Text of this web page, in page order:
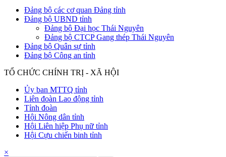
Đảng bộ các cơ quan Đảng tỉnh
Đảng bộ UBND tỉnh
Đảng bộ Đại học Thái Nguyên
Đảng bộ CTCP Gang thép Thái Nguyên
Đảng bộ Quân sự tỉnh
Đảng bộ Công an tỉnh
TỔ CHỨC CHÍNH TRỊ - XÃ HỘI
Ủy ban MTTQ tỉnh
Liên đoàn Lao động tỉnh
Tỉnh đoàn
Hội Nông dân tỉnh
Hội Liên hiệp Phụ nữ tỉnh
Hội Cựu chiến binh tỉnh
×